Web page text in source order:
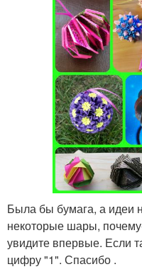
Была бы бумага, а идеи
некоторые шары,
увидите впервые. Если
цифру "1". Спасибо .